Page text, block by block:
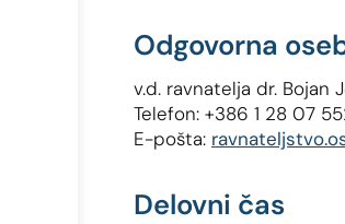
Odgovorna
v.d. ravnatelja dr. Bojan
Telefon: +386 1 28 07
E-pošta:
Delovni čas